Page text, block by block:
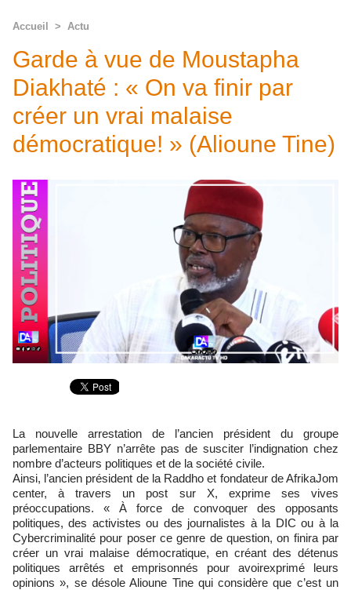
Accueil > Actu
Garde à vue de Moustapha
Diakhaté : « On va finir par
créer un vrai malaise
démocratique! » (Alioune Tine)
La nouvelle arrestation de l’ancien président du groupe
parlementaire BBY n’arrête pas de susciter l’indignation chez
nombre d’acteurs politiques et de la société civile.
Ainsi, l’ancien président de la Raddho et fondateur de AfrikaJom
center, à travers un post sur X, exprime ses vives
préoccupations. « À force de convoquer des opposants
politiques, des activistes ou des journalistes à la DIC ou à la
Cybercriminalité pour poser ce genre de question, on finira par
créer un vrai malaise démocratique, en créant des détenus
politiques arrêtés et emprisonnés pour avoirexprimé leurs
opinions », se désole Alioune Tine qui considère que c’est un